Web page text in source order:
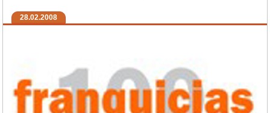
28.02.2008